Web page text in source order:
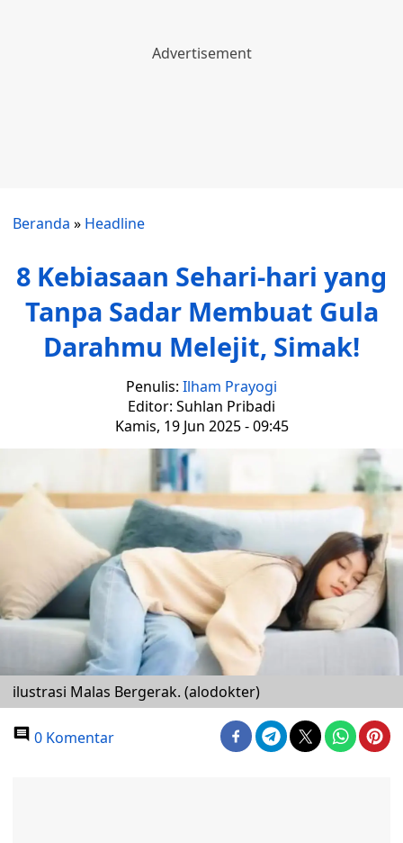
Beranda » Headline
8 Kebiasaan Sehari-hari yang
Tanpa Sadar Membuat Gula
Darahmu Melejit, Simak!
Penulis: Ilham Prayogi
Editor: Suhlan Pribadi
Kamis, 19 Jun 2025 - 09:45
ilustrasi Malas Bergerak. (alodokter)
0 Komentar